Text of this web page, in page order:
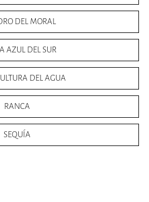
DEL MORAL
AZUL DEL SUR
DEL AGUA
RANCA
SEQUÍA